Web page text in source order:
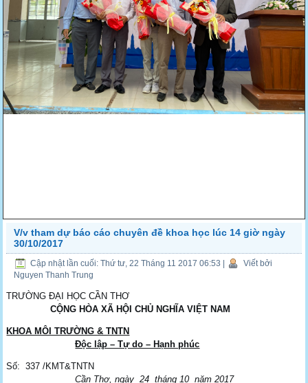
V/v tham dự báo cáo chuyên đề khoa học lúc 14 giờ ngày
30/10/2017
Cập nhật lần cuối: Thứ tư, 22 Tháng 11 2017 06:53
Viết bởi
Nguyen Thanh Trung
TRƯỜNG ĐẠI HỌC CẦN THƠ
CỘNG HÒA XÃ HỘI CHỦ NGHĨA VIỆT NAM
KHOA MÔI TRƯỜNG & TNTN
Độc lập – Tự do – Hạnh phúc
Số: 337 /KMT&TNTN
Cần Thơ, ngày 24 tháng 10 năm 2017